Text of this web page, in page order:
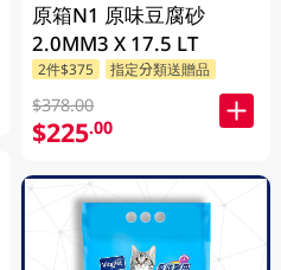
原箱N1 原味豆腐砂
2.0MM3 X 17.5 LT
2件$375 指定分類送贈品
$378.00
$225.00